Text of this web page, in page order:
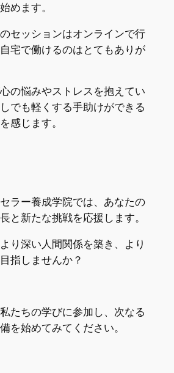
めます。
セッションはオンラインで行
宅で働けるのはとてもありが
の悩みやストレスを抱えてい
でも軽くする手助けができる
感じます。
ラー養成学院では、あなたの
と新たな挑戦を応援します。
り深い人間関係を築き、より
指しませんか？
たちの学びに参加し、次なる
を始めてみてください。